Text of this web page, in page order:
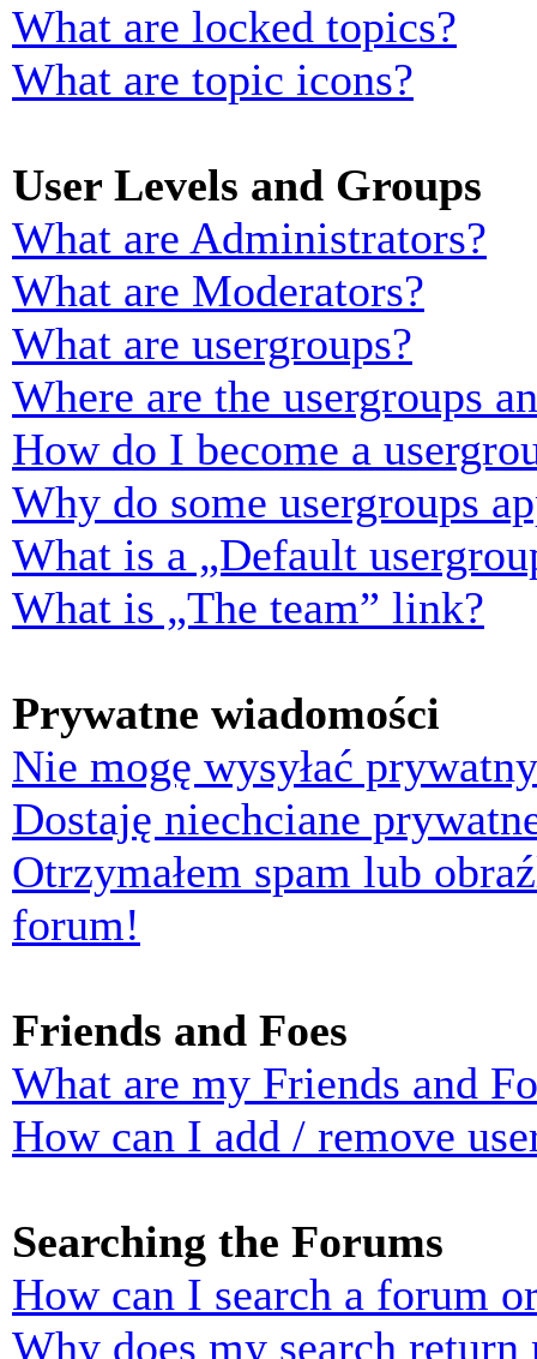
What are locked topics?
What are topic icons?
User Levels and Groups
What are Administrators?
What are Moderators?
What are usergroups?
Where are the usergroups
How do I become a
Why do some usergroups
What is a „Default
What is „The team” link?
Prywatne wiadomości
Nie mogę wysyłać
Dostaję niechciane
Otrzymałem spam lub
forum!
Friends and Foes
What are my Friends and
How can I add / remove
Searching the Forums
How can I search a forum
Why does my search return